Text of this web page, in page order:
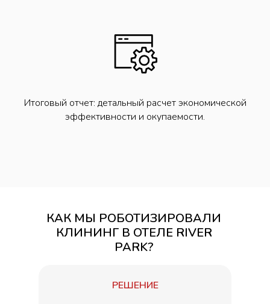
Итоговый отчет: детальный расчет экономической
эффективности и окупаемости.
КАК МЫ РОБОТИЗИРОВАЛИ
КЛИНИНГ В ОТЕЛЕ RIVER
PARK?
РЕШЕНИЕ